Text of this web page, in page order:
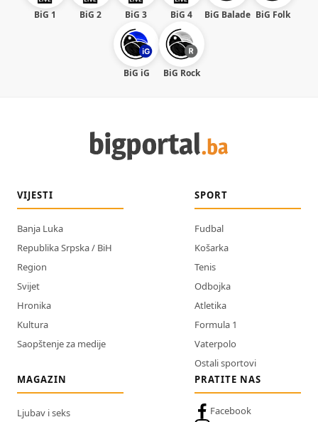
BiG 1 BiG 2 BiG 3 BiG 4 BiG Balade BiG Folk
BiG iG BiG Rock
VIJESTI
Banja Luka
Republika Srpska / BiH
Region
Svijet
Hronika
Kultura
Saopštenje za medije
SPORT
Fudbal
Košarka
Tenis
Odbojka
Atletika
Formula 1
Vaterpolo
Ostali sportovi
MAGAZIN
Ljubav i seks
PRATITE NAS
Facebook